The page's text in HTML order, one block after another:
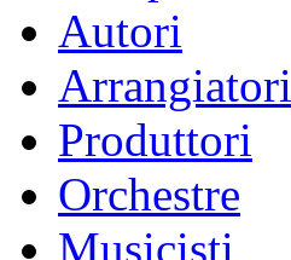
Autori
Arrangiatori
Produttori
Orchestre
Musicisti